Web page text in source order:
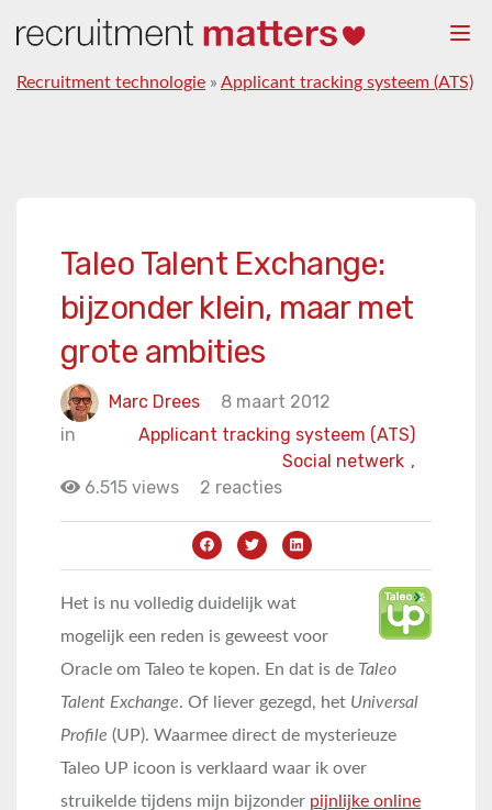
Recruitment technologie » Applicant tracking systeem (ATS)
Taleo Talent Exchange:
bijzonder klein, maar met
grote ambities
Marc Drees
8 maart 2012
in
Applicant tracking systeem (ATS)
Social netwerk ,
6.515 views
2 reacties
Het is nu volledig duidelijk wat
mogelijk een reden is geweest voor
Oracle om Taleo te kopen. En dat is de Taleo
Talent Exchange. Of liever gezegd, het Universal
Profile (UP). Waarmee direct de mysterieuze
Taleo UP icoon is verklaard waar ik over
struikelde tijdens mijn bijzonder pijnlijke online